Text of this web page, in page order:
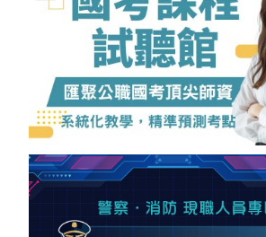
，
再
獲
得